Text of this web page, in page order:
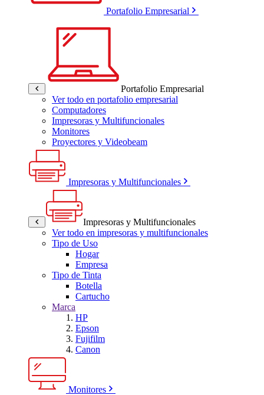
Portafolio Empresarial
Portafolio Empresarial
Ver todo en portafolio empresarial
Computadores
Impresoras y Multifuncionales
Monitores
Proyectores y Videobeam
Impresoras y Multifuncionales
Impresoras y Multifuncionales
Ver todo en impresoras y multifuncionales
Tipo de Uso
Hogar
Empresa
Tipo de Tinta
Botella
Cartucho
Marca
HP
Epson
Fujifilm
Canon
Monitores